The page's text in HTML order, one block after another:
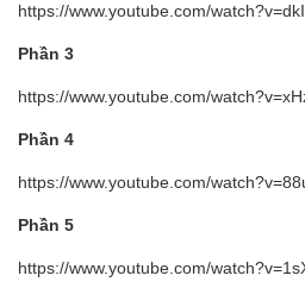
https://www.youtube.com/
Phần 3
https://www.youtube.com/
Phần 4
https://www.youtube.com/
Phần 5
https://www.youtube.com/